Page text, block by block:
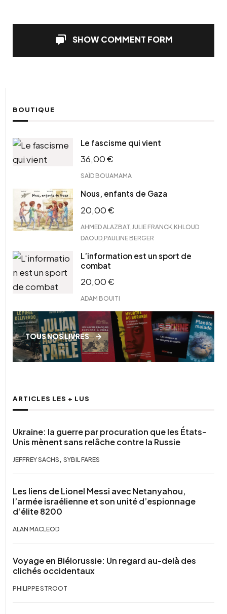
SHOW COMMENT FORM
BOUTIQUE
Le fascisme qui vient
36,00€
SAÏD BOUAMAMA
Nous, enfants de Gaza
20,00€
AHMED ALAZBAT JULIE FRANCK KHLOUD
DAOUD PAULINE BERGER
L’information est un sport de
combat
20,00€
ADAM BOUITI
TOUS NOS LIVRES
ARTICLES LES + LUS
Ukraine: la guerre par procuration que les États-
Unis mènent sans relâche contre la Russie
JEFFREY SACHS , SYBIL FARES
Les liens de Lionel Messi avec Netanyahou,
l’armée israélienne et son unité d’espionnage
d’élite 8200
ALAN MACLEOD
Voyage en Biélorussie: Un regard au-delà des
clichés occidentaux
PHILIPPE STROOT